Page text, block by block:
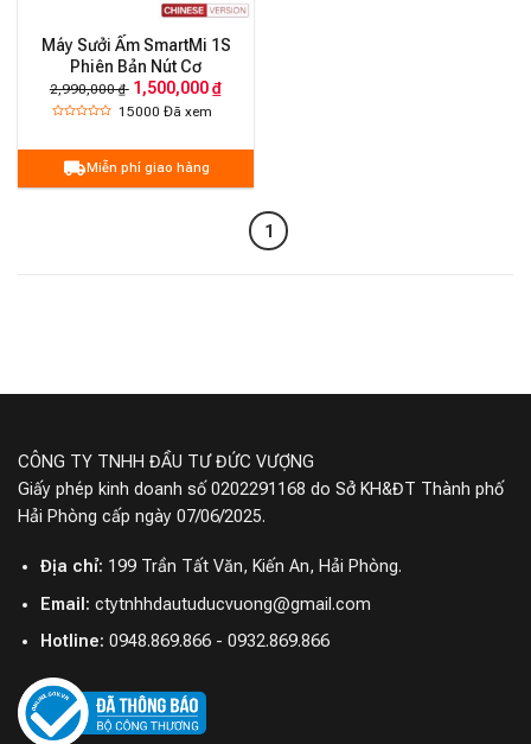
Máy Sưởi Ấm SmartMi 1S
Phiên Bản Nút Cơ
2,990,000 ₫ 1,500,000 ₫
15000Đã xem
Miễn phí giao hàng
1
CÔNG TY TNHH ĐẦU TƯ ĐỨC VƯỢNG
Giấy phép kinh doanh số 0202291168 do Sở KH&ĐT Thành phố
Hải Phòng cấp ngày 07/06/2025.
Địa chỉ: 199 Trần Tất Văn, Kiến An, Hải Phòng.
Email: ctytnhhdautuducvuong@gmail.com
Hotline: 0948.869.866 - 0932.869.866